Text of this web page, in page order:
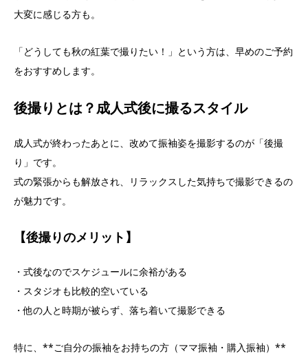
大変に感じる方も。
「どうしても秋の紅葉で撮りたい！」という方は、早めのご予約
をおすすめします。
後撮りとは？成人式後に撮るスタイル
成人式が終わったあとに、改めて振袖姿を撮影するのが「後撮
り」です。
式の緊張からも解放され、リラックスした気持ちで撮影できるの
が魅力です。
【後撮りのメリット】
・式後なのでスケジュールに余裕がある
・スタジオも比較的空いている
・他の人と時期が被らず、落ち着いて撮影できる
特に、**ご自分の振袖をお持ちの方（ママ振袖・購入振袖）**